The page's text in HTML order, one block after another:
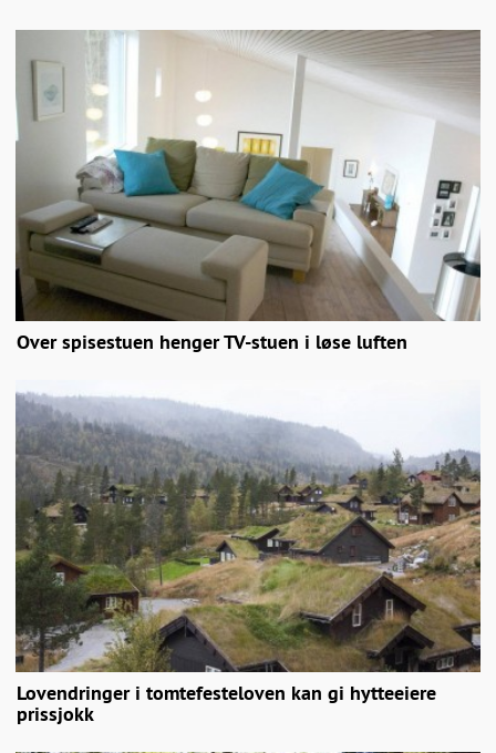
Over spisestuen henger TV-stuen i løse luften
Lovendringer i tomtefesteloven kan gi hytteeiere
prissjokk